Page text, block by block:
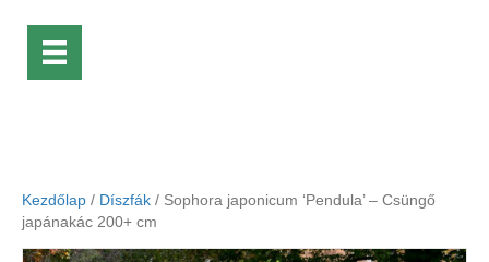
Kezdőlap / Díszfák / Sophora japonicum ‘Pendula’ – Csüngő
japánakác 200+ cm